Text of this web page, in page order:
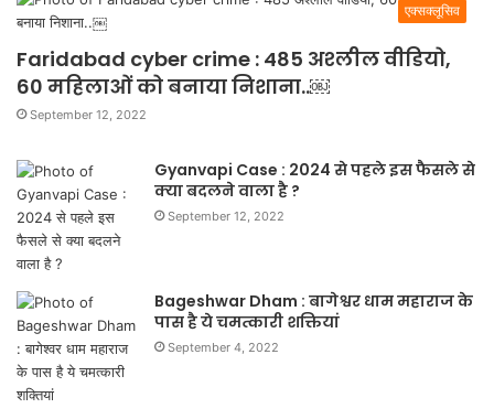
एक्सक्लूसिव
Faridabad cyber crime : 485 अश्लील वीडियो,
60 महिलाओं को बनाया निशाना..￼
September 12, 2022
Gyanvapi Case : 2024 से पहले इस फैसले से
क्या बदलने वाला है ?
September 12, 2022
Bageshwar Dham : बागेश्वर धाम महाराज के
पास है ये चमत्कारी शक्तियां
September 4, 2022